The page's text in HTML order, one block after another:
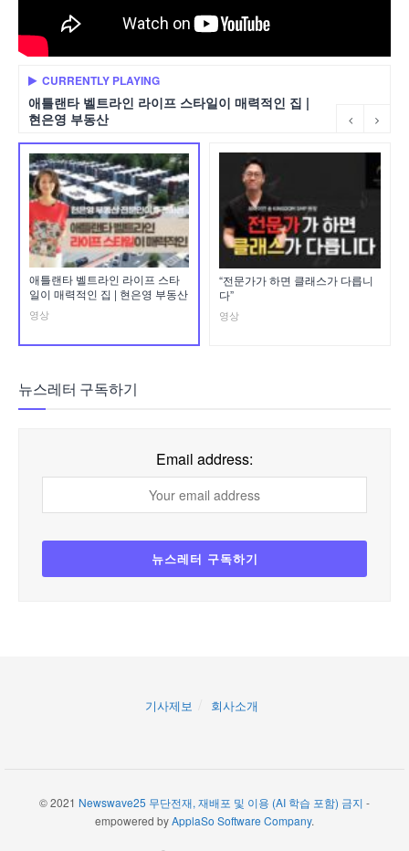
CURRENTLY PLAYING
애틀랜타 벨트라인 라이프 스타일이 매력적인 집 |
현은영 부동산
애틀랜타 벨트라인 라이프 스타
일이 매력적인 집 | 현은영 부동산
영상
“전문가가 하면 클래스가 다릅니
다”
영상
뉴스레터 구독하기
Email address:
기사제보 회사소개
© 2021 Newswave25 무단전재, 재배포 및 이용 (AI 학습 포함) 금지 -
empowered byApplaSo Software Company.